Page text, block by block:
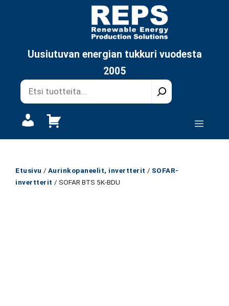
Uusiutuvan energian tukkuri vuodesta
2005
Etusivu / Aurinkopaneelit, invertterit / SOFAR-
invertterit / SOFAR BTS 5K-BDU